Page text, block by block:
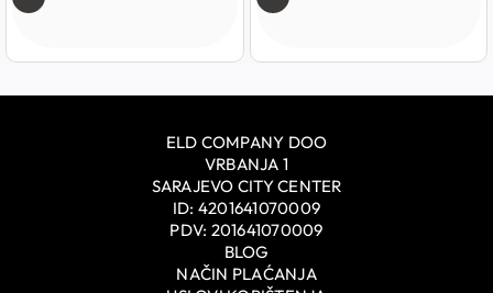
ELD COMPANY DOO
VRBANJA 1
SARAJEVO CITY CENTER
ID: 4201641070009
PDV: 201641070009
BLOG
NAČIN PLAĆANJA